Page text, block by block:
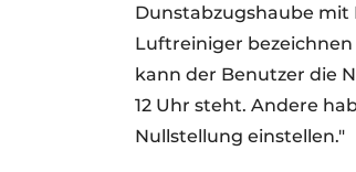
Dunstabzugshaube mit
Luftreiniger
kann der Benutzer die
12 Uhr steht. Andere
Nullstellung einstellen."